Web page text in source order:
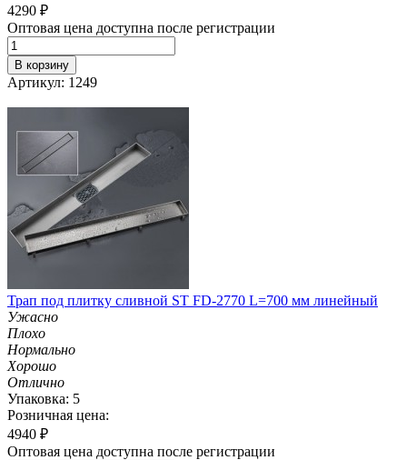
4290 ₽
Оптовая цена доступна после регистрации
В корзину
Артикул: 1249
Трап под плитку сливной ST FD-2770 L=700 мм линейный
Ужасно
Плохо
Нормально
Хорошо
Отлично
Упаковка: 5
Розничная цена:
4940 ₽
Оптовая цена доступна после регистрации